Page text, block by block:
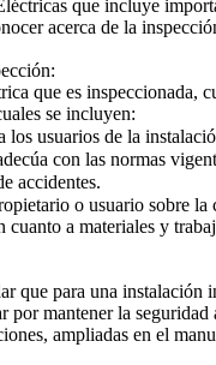
que incluye
acerca de la
que es inspeccionada,
se incluyen:
usuarios de la
con las normas
accidentes.
o usuario sobre la
cuanto a materiales y
que para una instalación
por mantener la seguridad
ampliadas en el